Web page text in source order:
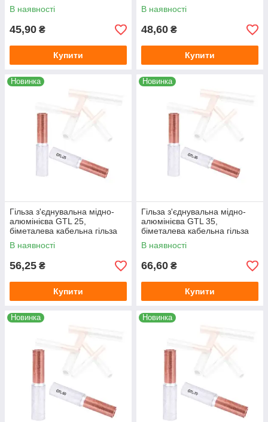
В наявності
45,90 ₴
Купити
В наявності
48,60 ₴
Купити
Новинка
Гільза з'єднувальна мідно-
алюмінієва GTL 25,
біметалева кабельна гільза
25 мм² для з'єднання мідного
та алюмінієвого кабелю під
В наявності
56,25 ₴
Купити
Новинка
Гільза з'єднувальна мідно-
алюмінієва GTL 35,
біметалева кабельна гільза
35 мм² для з'єднання мідного
та алюмінієвого кабелю під
В наявності
66,60 ₴
Купити
Новинка Новинка